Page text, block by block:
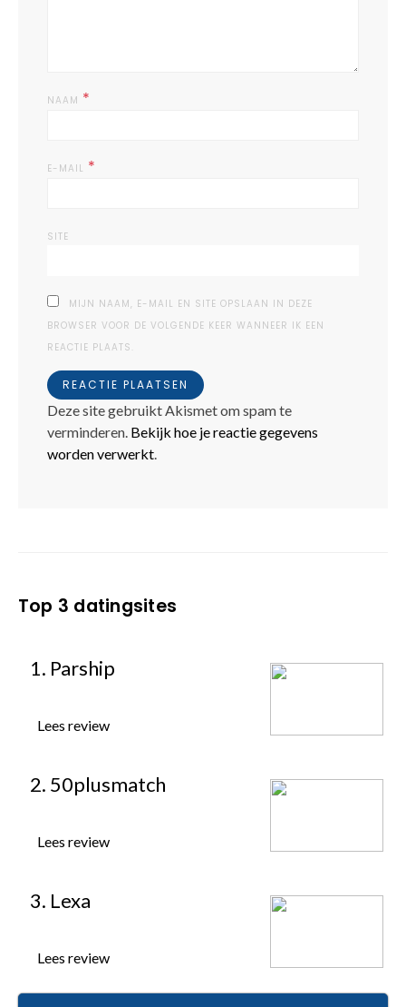
NAAM *
E-MAIL *
SITE
MIJN NAAM, E-MAIL EN SITE OPSLAAN IN DEZE
BROWSER VOOR DE VOLGENDE KEER WANNEER IK EEN
REACTIE PLAATS.
Deze site gebruikt Akismet om spam te
verminderen. Bekijk hoe je reactie gegevens
worden verwerkt.
Top 3 datingsites
1. Parship
Lees review
2. 50plusmatch
Lees review
3. Lexa
Lees review